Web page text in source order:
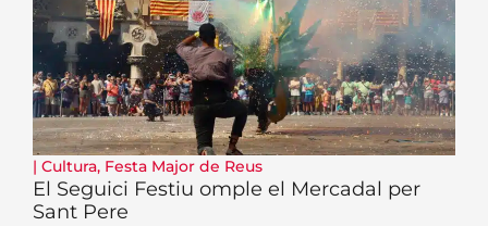
| Cultura, Festa Major de Reus
El Seguici Festiu omple el Mercadal per
Sant Pere